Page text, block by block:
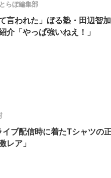
らぼ編集部
言われた」ぼる塾・田辺智
介「やっぱ強いねえ！」
イブ配信時に着たTシャツの
レア」